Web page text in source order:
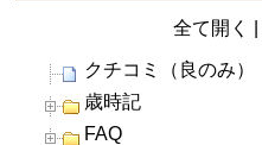
全て開く
クチコミ（良のみ）
歳時記
FAQ